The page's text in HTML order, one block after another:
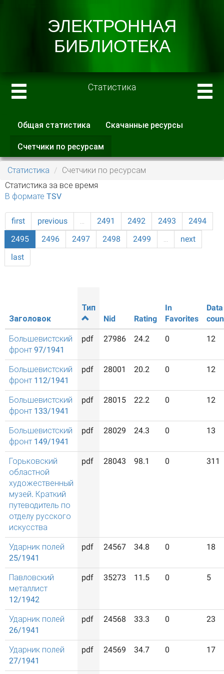
Статистика
Главные вкладки
Общая статистика Скачанные ресурсы
Счетчики по ресурсам
вкладка)
Статистика
Счетчики по ресурсам
Статистика за все время
В формате TSV
first previous … 2491 2492 2493
2494
2495
2496 2497 2498 2499 …
next
last
Заголовок
Тип
Nid
Rating
In
Favorites
Data
Большевистский
фронт 97/1941
pdf 27986 24.2 0 12
Большевистский
фронт 112/1941
pdf 28001 20.2 0 12
Большевистский
фронт 133/1941
pdf 28015 22.2 0 12
Большевистский
фронт 149/1941
pdf 28029 24.3 0 13
Горьковский
областной
художественный
музей. Краткий
путеводитель по
отделу русского
искусства
pdf 28043 98.1 0 311
Ударник полей
25/1941
pdf 24567 34.8 0 18
Павловский
металлист
12/1942
pdf 35273 11.5 0 5
Ударник полей
26/1941
pdf 24568 33.3 0 23
Ударник полей
27/1941
pdf 24569 34.7 0 17